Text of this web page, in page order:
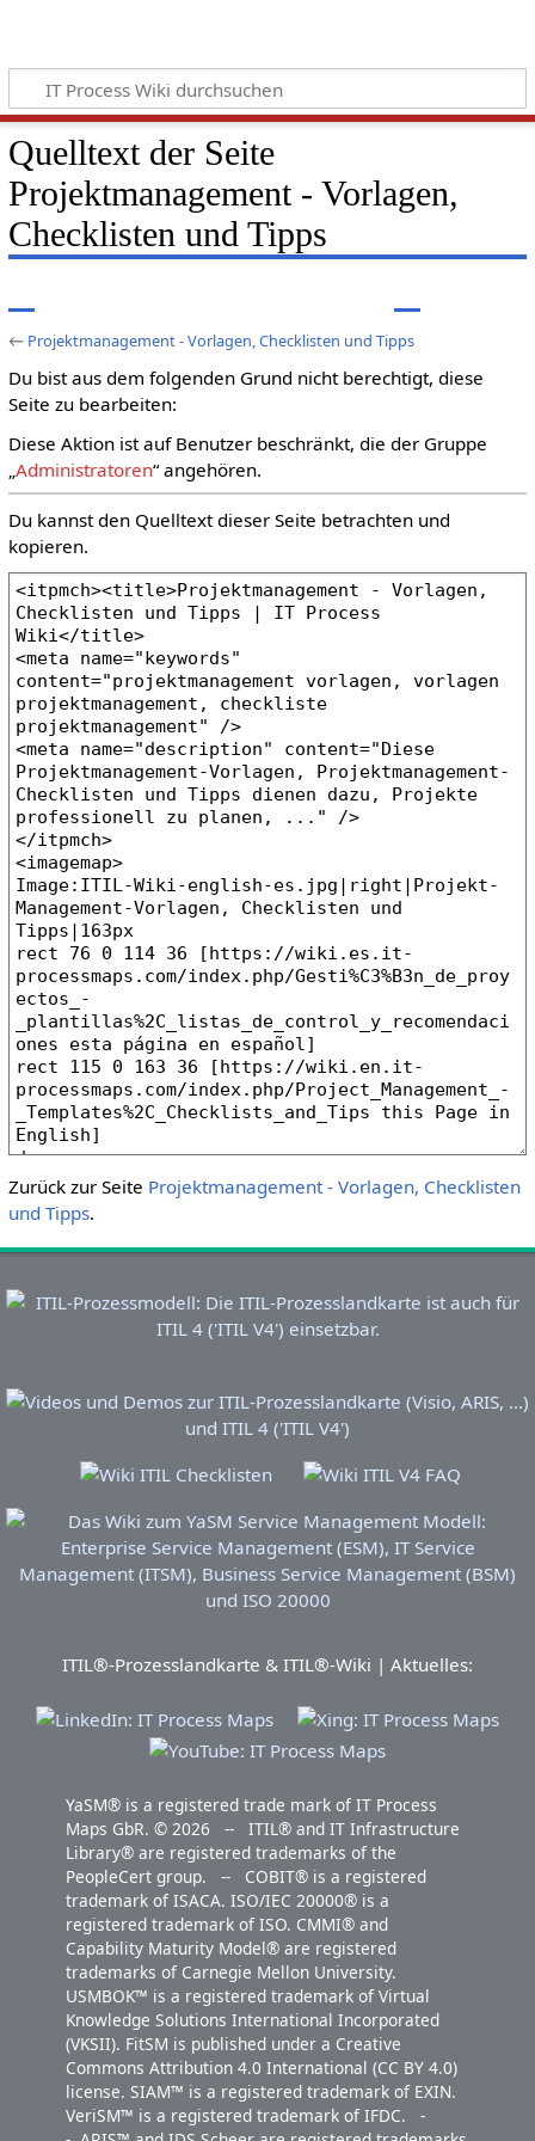
Quelltext der Seite
Projektmanagement - Vorlagen,
Checklisten und Tipps
← Projektmanagement - Vorlagen, Checklisten und Tipps
Du bist aus dem folgenden Grund nicht berechtigt, diese
Seite zu bearbeiten:
Diese Aktion ist auf Benutzer beschränkt, die der Gruppe
„Administratoren“ angehören.
Du kannst den Quelltext dieser Seite betrachten und
kopieren.
Zurück zur Seite Projektmanagement - Vorlagen, Checklisten
und Tipps.
ITIL®-Prozesslandkarte & ITIL®-Wiki | Aktuelles:
YaSM® is a registered trade mark of IT Process
Maps GbR. © 2026 -- ITIL® and IT Infrastructure
Library® are registered trademarks of the
PeopleCert group. -- COBIT® is a registered
trademark of ISACA. ISO/IEC 20000® is a
registered trademark of ISO. CMMI® and
Capability Maturity Model® are registered
trademarks of Carnegie Mellon University.
USMBOK™ is a registered trademark of Virtual
Knowledge Solutions International Incorporated
(VKSII). FitSM is published under a Creative
Commons Attribution 4.0 International (CC BY 4.0)
license. SIAM™ is a registered trademark of EXIN.
VeriSM™ is a registered trademark of IFDC. -